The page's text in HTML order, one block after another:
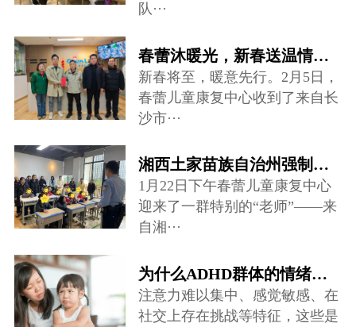
队···
春蕾沐暖光，新春送温情——爱心慰问走进儿童康复中心
新春将至，暖意先行。2月5日，
春蕾儿童康复中心收到了来自长
沙市···
湘西土家苗族自治州强制隔离戒毒所禁毒宣讲团队来到春蕾儿童康复中心···
1月22日下午春蕾儿童康复中心
迎来了一群特别的“老师”——来
自湘···
为什么ADHD群体的情绪调节存在很大困难？
注意力难以集中、感觉敏感、在
社交上存在挑战等特征，这些是